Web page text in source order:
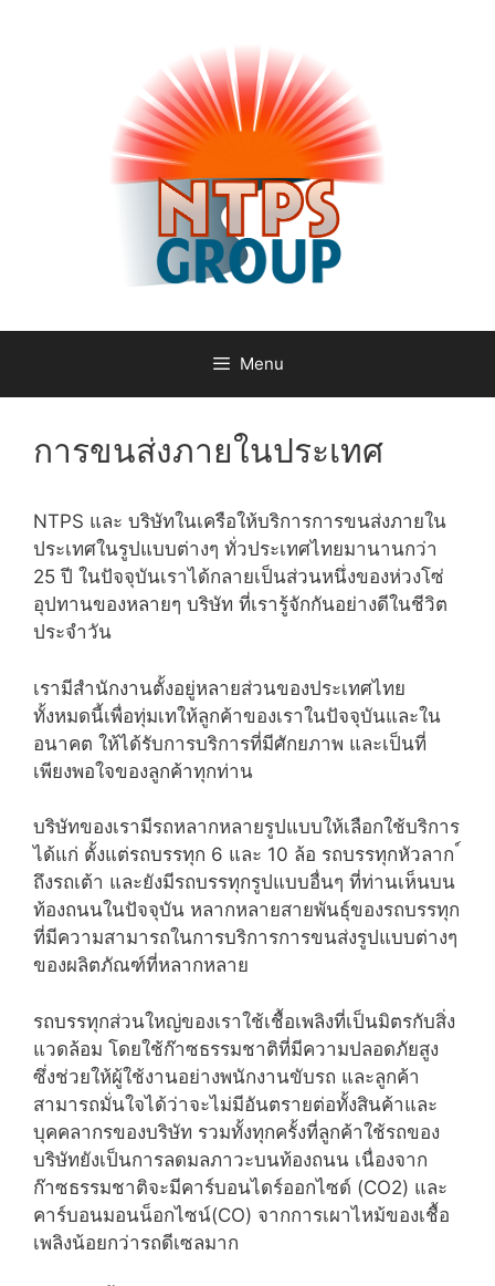
Menu
การขนส่งภายในประเทศ
NTPS และ บริษัทในเครือให้บริการการขนส่งภายใน
ประเทศในรูปแบบต่างๆ ทั่วประเทศไทยมานานกว่า
25 ปี ในปัจจุบันเราได้กลายเป็นส่วนหนึ่งของห่วงโซ่
อุปทานของหลายๆ บริษัท ที่เรารู้จักกันอย่างดีในชีวิต
ประจำวัน
เรามีสำนักงานตั้งอยู่หลายส่วนของประเทศไทย
ทั้งหมดนี้เพื่อทุ่มเทให้ลูกค้าของเราในปัจจุบันและใน
อนาคต ให้ได้รับการบริการที่มีศักยภาพ และเป็นที่
เพียงพอใจของลูกค้าทุกท่าน
บริษัทของเรามีรถหลากหลายรูปแบบให้เลือกใช้บริการ
ได้แก่ ตั้งแต่รถบรรทุก 6 และ 10 ล้อ รถบรรทุกหัวลาก ์
ถึงรถเต้า และยังมีรถบรรทุกรูปแบบอื่นๆ ที่ท่านเห็นบน
ท้องถนนในปัจจุบัน หลากหลายสายพันธุ์ของรถบรรทุก
ที่มีความสามารถในการบริการการขนส่งรูปแบบต่างๆ
ของผลิตภัณฑ์ที่หลากหลาย
รถบรรทุกส่วนใหญ่ของเราใช้เชื้อเพลิงที่เป็นมิตรกับสิ่ง
แวดล้อม โดยใช้ก๊าซธรรมชาติที่มีความปลอดภัยสูง
ซึ่งช่วยให้ผู้ใช้งานอย่างพนักงานขับรถ และลูกค้า
สามารถมั่นใจได้ว่าจะไม่มีอันตรายต่อทั้งสินค้าและ
บุคคลากรของบริษัท รวมทั้งทุกครั้งที่ลูกค้าใช้รถของ
บริษัทยังเป็นการลดมลภาวะบนท้องถนน เนื่องจาก
ก๊าซธรรมชาติจะมีคาร์บอนไดร์ออกไซด์ (CO2) และ
คาร์บอนมอนน็อกไซน์(CO) จากการเผาไหม้ของเชื้อ
เพลิงน้อยกว่ารถดีเซลมาก